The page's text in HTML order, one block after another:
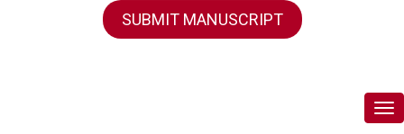
SUBMIT MANUSCRIPT